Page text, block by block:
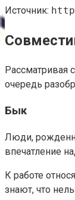
Источник:
Рассматривая
очередь
Бык
Люди,
впечатление
К работе
знают, что